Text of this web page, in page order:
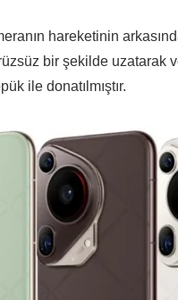
hareketinin
bir şekilde uzatarak
ile donatılmıştır.